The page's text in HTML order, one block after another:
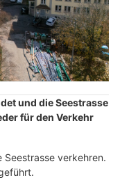
und die Seestrasse
für den Verkehr
Seestrasse verkehren.